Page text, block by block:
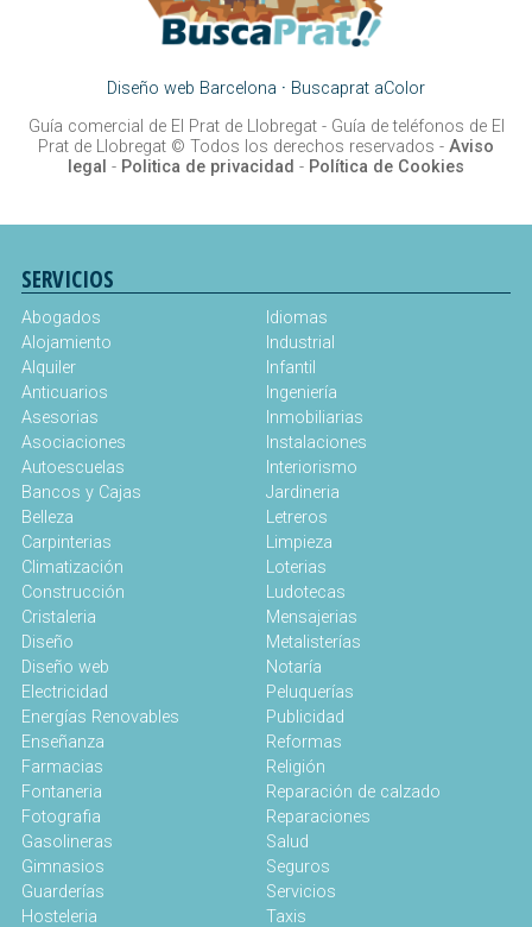
Diseño web Barcelona · Buscaprat aColor
Guía comercial de El Prat de Llobregat - Guía de teléfonos de El
Prat de Llobregat © Todos los derechos reservados - Aviso
legal - Politica de privacidad - Política de Cookies
SERVICIOS
Abogados
Alojamiento
Alquiler
Anticuarios
Asesorias
Asociaciones
Autoescuelas
Bancos y Cajas
Belleza
Carpinterias
Climatización
Construcción
Cristaleria
Diseño
Diseño web
Electricidad
Energías Renovables
Enseñanza
Farmacias
Fontaneria
Fotografia
Gasolineras
Gimnasios
Guarderías
Hosteleria
Idiomas
Industrial
Infantil
Ingeniería
Inmobiliarias
Instalaciones
Interiorismo
Jardineria
Letreros
Limpieza
Loterias
Ludotecas
Mensajerias
Metalisterías
Notaría
Peluquerías
Publicidad
Reformas
Religión
Reparación de calzado
Reparaciones
Salud
Seguros
Servicios
Taxis